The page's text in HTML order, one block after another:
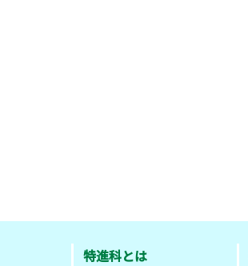
特進科とは